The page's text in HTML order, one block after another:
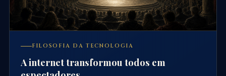
FILOSOFIA DA TECNOLOGIA
A internet transformou todos em